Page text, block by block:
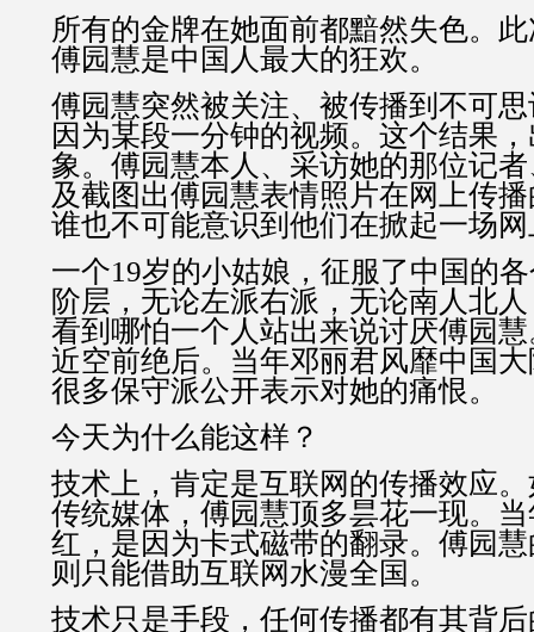
所有的金牌在她面前都黯然失色。
傅园慧是中国人最大的狂欢。
傅园慧突然被关注、被传播到不可
因为某段一分钟的视频。这个结果
象。傅园慧本人、采访她的那位记
及截图出傅园慧表情照片在网上传
谁也不可能意识到他们在掀起一场
一个19岁的小姑娘，征服了中国的
阶层，无论左派右派，无论南人北
看到哪怕一个人站出来说讨厌傅园
近空前绝后。当年邓丽君风靡中国
很多保守派公开表示对她的痛恨。
今天为什么能这样？
技术上，肯定是互联网的传播效应
传统媒体，傅园慧顶多昙花一现。
红，是因为卡式磁带的翻录。傅园
则只能借助互联网水漫全国。
技术只是手段，任何传播都有其背